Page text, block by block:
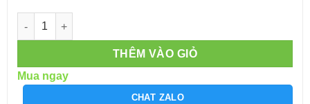
Số lượng
THÊM VÀO GIỎ
Mua ngay
CHAT ZALO